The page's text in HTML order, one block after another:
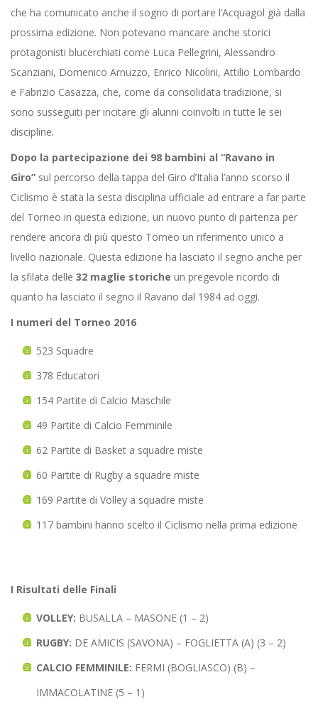
che ha comunicato anche il sogno di portare l’Acquagol già dalla
prossima edizione. Non potevano mancare anche storici
protagonisti blucerchiati come Luca Pellegrini, Alessandro
Scanziani, Domenico Arnuzzo, Enrico Nicolini, Attilio Lombardo
e Fabrizio Casazza, che, come da consolidata tradizione, si
sono susseguiti per incitare gli alunni coinvolti in tutte le sei
discipline.
Dopo la partecipazione dei 98 bambini al “Ravano in
Giro” sul percorso della tappa del Giro d’Italia l’anno scorso il
Ciclismo è stata la sesta disciplina ufficiale ad entrare a far parte
del Torneo in questa edizione, un nuovo punto di partenza per
rendere ancora di più questo Torneo un riferimento unico a
livello nazionale. Questa edizione ha lasciato il segno anche per
la sfilata delle 32 maglie storiche un pregevole ricordo di
quanto ha lasciato il segno il Ravano dal 1984 ad oggi.
I numeri del Torneo 2016
523 Squadre
378 Educatori
154 Partite di Calcio Maschile
49 Partite di Calcio Femminile
62 Partite di Basket a squadre miste
60 Partite di Rugby a squadre miste
169 Partite di Volley a squadre miste
117 bambini hanno scelto il Ciclismo nella prima edizione
I Risultati delle Finali
VOLLEY: BUSALLA – MASONE (1 – 2)
RUGBY: DE AMICIS (SAVONA) – FOGLIETTA (A) (3 – 2)
CALCIO FEMMINILE: FERMI (BOGLIASCO) (B) –
IMMACOLATINE (5 – 1)